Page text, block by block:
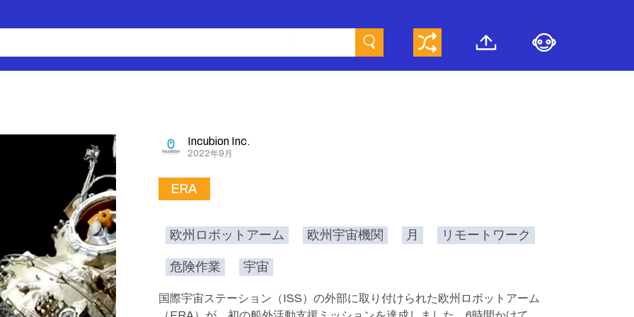
Incubion Inc.
2022年9月
ERA
欧州ロボットアーム 欧州宇宙機関 月 リモートワーク
危険作業 宇宙
国際宇宙ステーション（ISS）の外部に取り付けられた欧州ロボットアーム